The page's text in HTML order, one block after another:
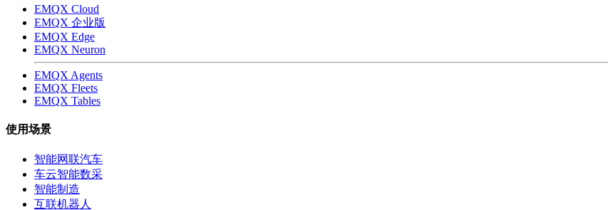
EMQX Cloud
EMQX 企业版
EMQX Edge
EMQX Neuron
EMQX Agents
EMQX Fleets
EMQX Tables
使用场景
智能网联汽车
车云智能数采
智能制造
互联机器人